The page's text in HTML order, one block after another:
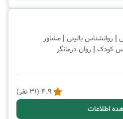
| روانشناس بالینی | مشاور
کودک | روان درمانگر
4.9
(
31 نفر)
اطلاعات